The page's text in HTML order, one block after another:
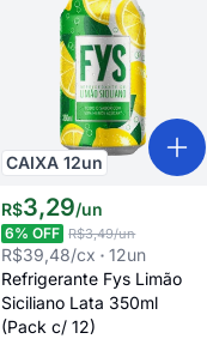
CAIXA12un
R$3,29/un
6% OFF R$3,49/un
R$39,48/cx 12un
Refrigerante Fys Limão
Siciliano Lata 350ml
(Pack c/ 12)